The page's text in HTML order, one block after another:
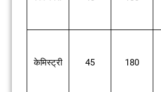
केमिस्ट्री 45 180